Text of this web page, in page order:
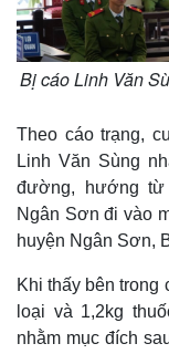
Bị cáo Linh Văn
Theo cáo trạng,
Linh Văn Sùng
đường, hướng
Ngân Sơn đi vào
huyện Ngân Sơn,
Khi thấy bên trong
loại và 1,2kg
nhằm mục đích